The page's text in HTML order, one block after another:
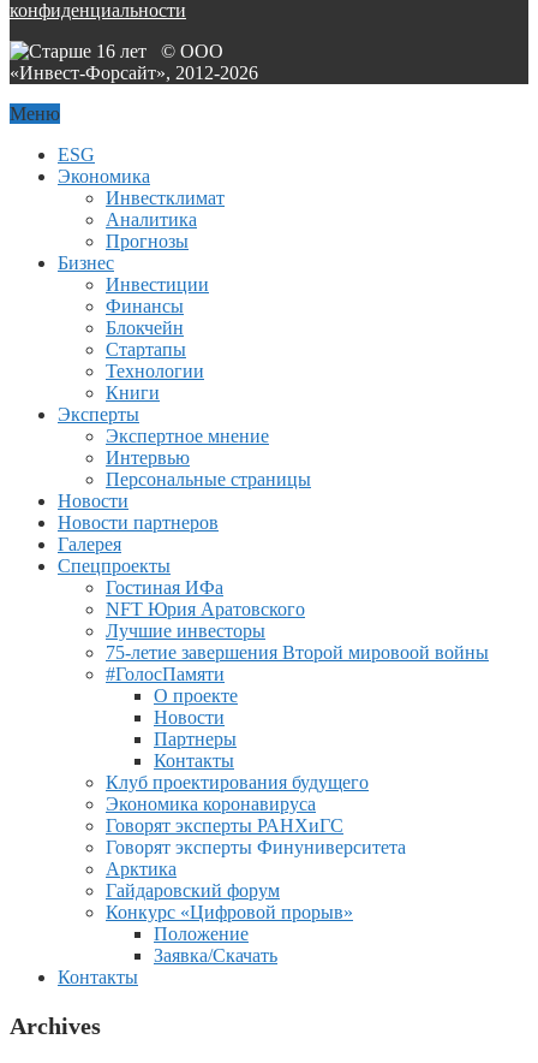
конфиденциальности
© ООО
«Инвест-Форсайт», 2012-2026
Меню
ESG
Экономика
Инвестклимат
Аналитика
Прогнозы
Бизнес
Инвестиции
Финансы
Блокчейн
Стартапы
Технологии
Книги
Эксперты
Экспертное мнение
Интервью
Персональные страницы
Новости
Новости партнеров
Галерея
Спецпроекты
Гостиная ИФа
NFT Юрия Аратовского
Лучшие инвесторы
75-летие завершения Второй мировоой войны
#ГолосПамяти
О проекте
Новости
Партнеры
Контакты
Клуб проектирования будущего
Экономика коронавируса
Говорят эксперты РАНХиГС
Говорят эксперты Финуниверситета
Арктика
Гайдаровский форум
Конкурс «Цифровой прорыв»
Положение
Заявка/Скачать
Контакты
Archives